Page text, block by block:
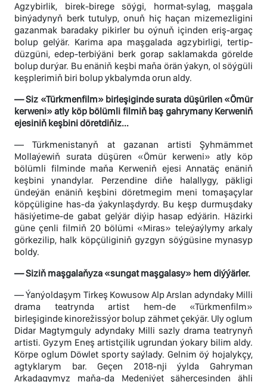
Agzybirlik, birek-birege söýgi, hormat-sylag, maşgala
binýadynyň berk tutulyp, onuň hiç haçan mizemezligini
gazanmak baradaky pikirler bu oýnuň içinden eriş-argaç
bolup gelýär. Karima apa maşgalada agzybirligi, tertip-
düzgüni, edep-terbiýäni berk gorap saklamakda görelde
bolup durýar. Bu enäniň keşbi maňa örän ýakyn, ol söýgüli
keşplerimiň biri bolup ykbalymda orun aldy.
— Siz «Türkmenfilm» birleşiginde surata düşürilen «Ömür
kerweni» atly köp bölümli filmiň baş gahrymany Kerweniň
ejesiniň keşbini döretdiňiz...
— Türkmenistanyň at gazanan artisti Şyhmämmet
Mollaýewiň surata düşüren «Ömür kerweni» atly köp
bölümli filminde maňa Kerweniň ejesi Annatäç enäniň
keşbini ynandylar. Perzendine diňe halallygy, päkligi
ündeýän enäniň keşbini döretmegim meni tomaşaçylar
köpçüligine has-da ýakynlaşdyrdy. Bu keşp durmuşdaky
häsiýetime-de gabat gelýär diýip hasap edýärin. Häzirki
güne çenli filmiň 20 bölümi «Miras» teleýaýlymy arkaly
görkezilip, halk köpçüliginiň gyzgyn söýgüsine mynasyp
boldy.
— Siziň maşgalaňyza «sungat maşgalasy» hem diýýärler.
— Ýanýoldaşym Tirkeş Kowusow Alp Arslan adyndaky Milli
drama teatrynda artist hem-de «Türkmenfilm»
birleşiginde kinorežissýor bolup zähmet çekýär. Uly oglum
Didar Magtymguly adyndaky Milli sazly drama teatrynyň
artisti. Gyzym Eneş artistçilik ugrundan ýokary bilim aldy.
Körpe oglum Döwlet sporty saýlady. Gelnim öý hojalykçy,
agtyklarym bar. Geçen 2018-nji ýylda Gahryman
Arkadagymyz maňa-da Medeniýet şäherçesinden ähli